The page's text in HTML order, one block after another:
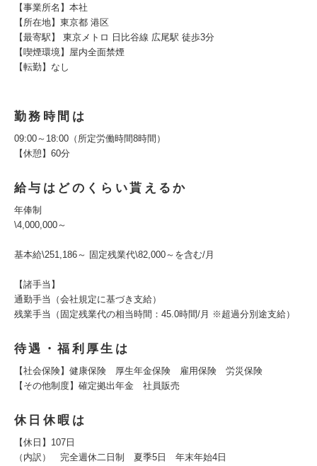
【事業所名】本社
【所在地】東京都 港区
【最寄駅】 東京メトロ 日比谷線 広尾駅 徒歩3分
【喫煙環境】屋内全面禁煙
【転勤】なし
勤務時間は
09:00～18:00（所定労働時間8時間）
【休憩】60分
給与はどのくらい貰えるか
年俸制
\4,000,000～
基本給\251,186～ 固定残業代\82,000～を含む/月
【諸手当】
通勤手当（会社規定に基づき支給）
残業手当（固定残業代の相当時間：45.0時間/月 ※超過分別途支給）
待遇・福利厚生は
【社会保険】健康保険 厚生年金保険 雇用保険 労災保険
【その他制度】確定拠出年金 社員販売
休日休暇は
【休日】107日
（内訳） 完全週休二日制 夏季5日 年末年始4日